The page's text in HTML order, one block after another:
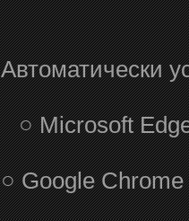
Автоматически
○ Microsoft
○ Google Chrome